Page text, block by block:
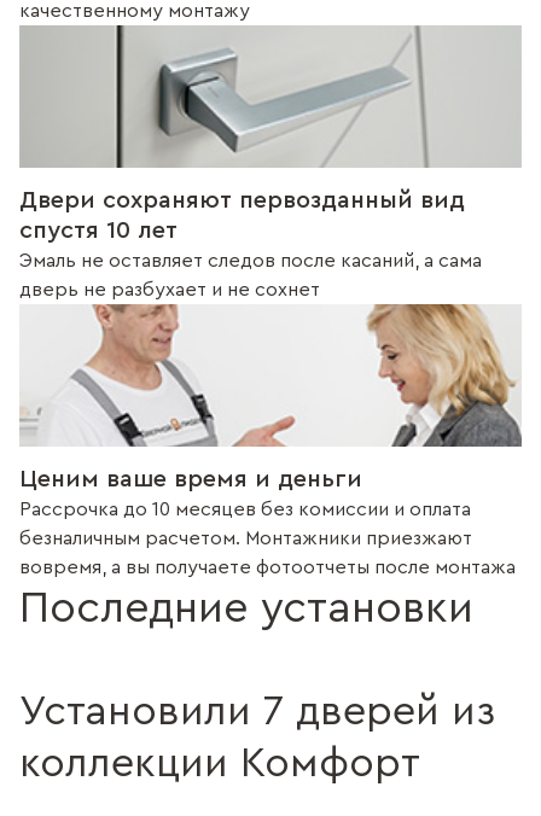
качественному монтажу
Двери сохраняют первозданный вид
спустя 10 лет
Эмаль не оставляет следов после касаний, а сама
дверь не разбухает и не сохнет
Ценим ваше время и деньги
Рассрочка до 10 месяцев без комиссии и оплата
безналичным расчетом. Монтажники приезжают
вовремя, а вы получаете фотоотчеты после монтажа
Последние установки
Установили 7 дверей из
коллекции Комфорт